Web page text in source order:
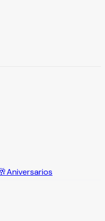
🥂Aniversarios